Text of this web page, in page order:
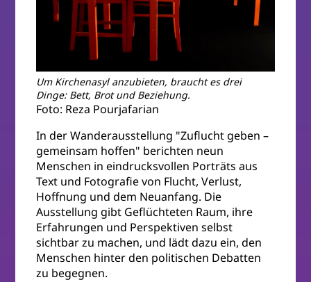
Um Kirchenasyl anzubieten, braucht es drei
Dinge: Bett, Brot und Beziehung.
Foto: Reza Pourjafarian
In der Wanderausstellung "Zuflucht geben –
gemeinsam hoffen" berichten neun
Menschen in eindrucksvollen Porträts aus
Text und Fotografie von Flucht, Verlust,
Hoffnung und dem Neuanfang. Die
Ausstellung gibt Geflüchteten Raum, ihre
Erfahrungen und Perspektiven selbst
sichtbar zu machen, und lädt dazu ein, den
Menschen hinter den politischen Debatten
zu begegnen.